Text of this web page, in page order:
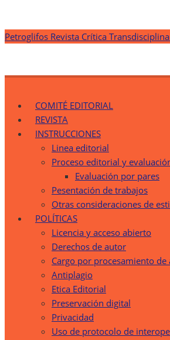
Saltar
Petroglifos Revista Crítica
COMITÉ EDITORIAL
REVISTA
INSTRUCCIONES
Linea editorial
Proceso editorial y
Evaluación por pares
Pesentación de trabajos
Otras consideraciones de
POLÍTICAS
Licencia y acceso abierto
Derechos de autor
Cargo por procesamiento de
Antiplagio
Etica Editorial
Preservación digital
Privacidad
Uso de protocolo de